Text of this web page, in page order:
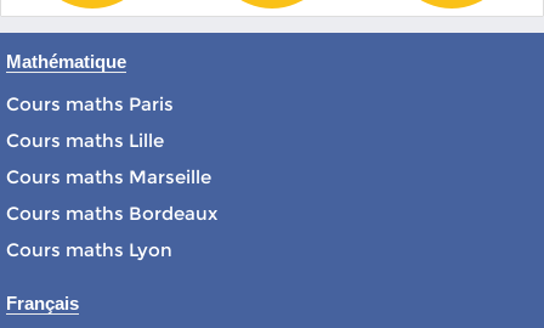
Mathématique
Cours maths Paris
Cours maths Lille
Cours maths Marseille
Cours maths Bordeaux
Cours maths Lyon
Français